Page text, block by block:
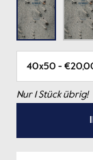
Nur 1 Stück übrig!